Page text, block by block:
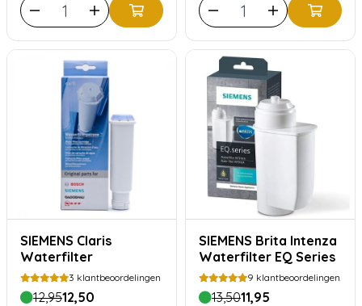
SIEMENS Claris
Waterfilter
3 klantbeoordelingen
12,9512,50
SIEMENS Brita Intenza
Waterfilter EQ Series
9 klantbeoordelingen
13,5011,95